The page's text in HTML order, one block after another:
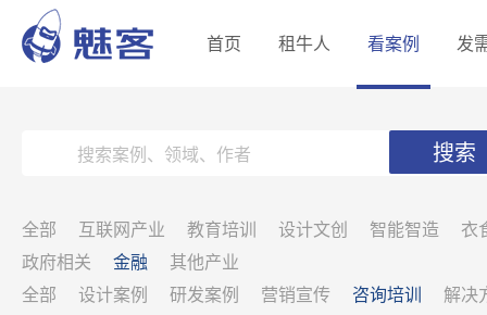
首页 租牛人 看案例 发
搜索
全部 互联网产业 教育培训 设计文创 智能智造
衣
政府相关
金融
其他产业
全部
设计案例 研发案例 营销宣传 咨询培训 解决